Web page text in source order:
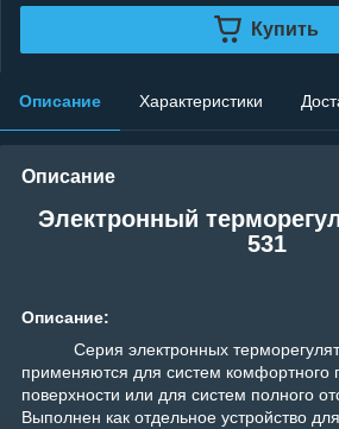
Купить
Описание Характеристики
Описание
Электронный
531
Описание:
Серия электронных
применяются для систем комфортного
поверхности или для систем полного
Выполнен как отдельное устройство